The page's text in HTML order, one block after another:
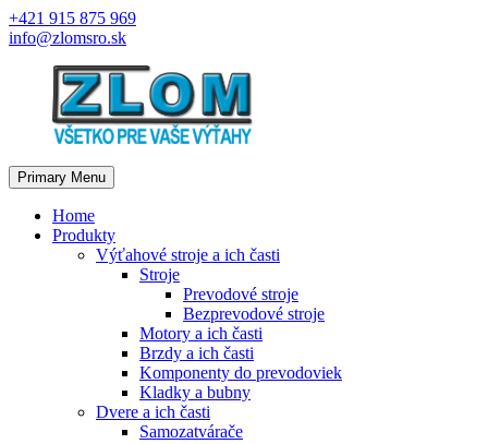
Skip
to
+421 915 875 969
info@zlomsro.sk
Primary Menu
Home
Produkty
Výťahové stroje a ich časti
Stroje
Prevodové stroje
Bezprevodové stroje
Motory a ich časti
Brzdy a ich časti
Komponenty do prevodoviek
Kladky a bubny
Dvere a ich časti
Samozatvárače